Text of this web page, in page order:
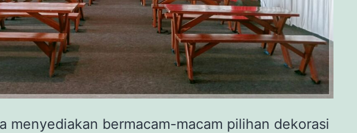
menyediakan bermacam-macam pilihan dekorasi